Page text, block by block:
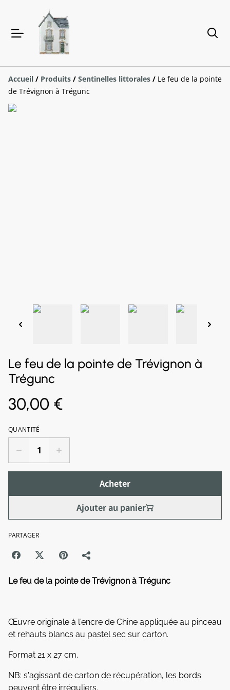
Accueil / Produits / Sentinelles littorales / Le feu de la pointe
de Trévignon à Trégunc
Le feu de la pointe de Trévignon à
Trégunc
30,00 €
QUANTITÉ
Acheter
Ajouter au panier
PARTAGER
Le feu de la pointe de Trévignon à Trégunc
Œuvre originale à l'encre de Chine appliquée au pinceau
et rehauts blancs au pastel sec sur carton.
Format 21 x 27 cm.
NB: s'agissant de carton de récupération, les bords
peuvent être irréguliers.